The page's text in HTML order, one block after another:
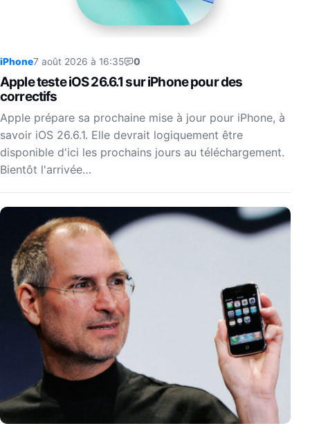
iPhone7 août 2026 à 16:35 0
Apple teste iOS 26.6.1 sur iPhone pour des
correctifs
Apple prépare sa prochaine mise à jour pour iPhone, à
savoir iOS 26.6.1. Elle devrait logiquement être
disponible d'ici les prochains jours au téléchargement.
Bientôt l'arrivée…